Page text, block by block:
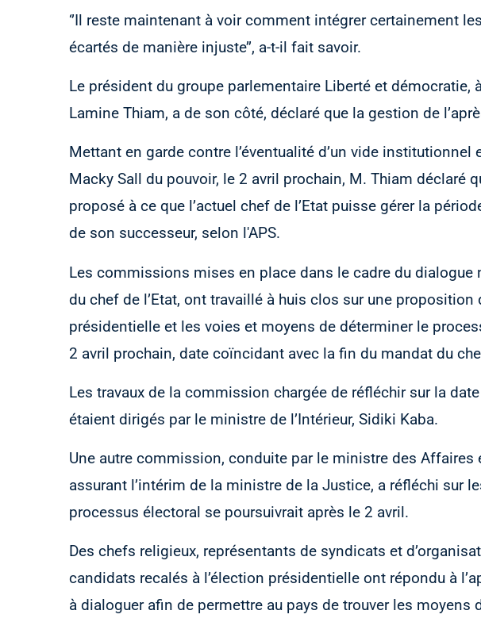
‘’Il reste maintenant à voir comment intégrer certainement
écartés de manière injuste’’, a-t-il fait savoir.
Le président du groupe parlementaire Liberté et démocratie,
Lamine Thiam, a de son côté, déclaré que la gestion de
Mettant en garde contre l’éventualité d’un vide
Macky Sall du pouvoir, le 2 avril prochain, M. Thiam déclaré
proposé à ce que l’actuel chef de l’Etat puisse gérer la
de son successeur, selon l'APS.
Les commissions mises en place dans le cadre du dialogue
du chef de l’Etat, ont travaillé à huis clos sur une proposition
présidentielle et les voies et moyens de déterminer le
2 avril prochain, date coïncidant avec la fin du mandat du
Les travaux de la commission chargée de réfléchir sur la
étaient dirigés par le ministre de l’Intérieur, Sidiki Kaba.
Une autre commission, conduite par le ministre des Affaires
assurant l’intérim de la ministre de la Justice, a réfléchi sur
processus électoral se poursuivrait après le 2 avril.
Des chefs religieux, représentants de syndicats et
candidats recalés à l’élection présidentielle ont répondu à
à dialoguer afin de permettre au pays de trouver les moyens